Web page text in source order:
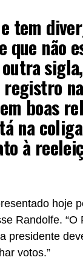
tem
que não
registro
boas
na
à
hoje
Randolfe.
presidente
votos.”